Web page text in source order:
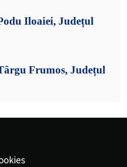
Iloaiei, Județul
Frumos, Județul